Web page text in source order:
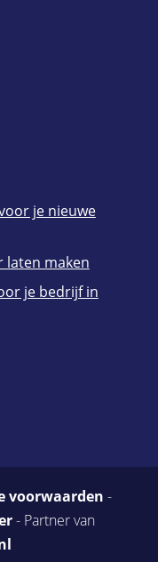
je nieuwe
laten maken
je bedrijf in
voorwaarden -
- Partner van